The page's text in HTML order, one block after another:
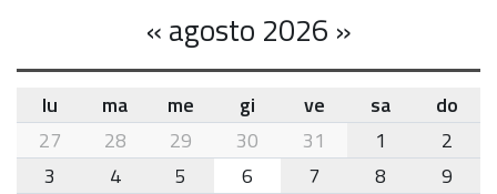
«agosto 2026 »
month-
8
lu ma me gi ve sa
do
27
28 29 30 31 1
2
3
4 5 6 7 8
9